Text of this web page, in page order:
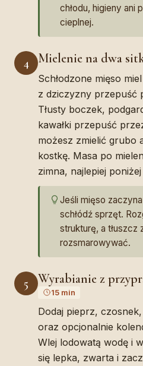
chłodu, higieny ani
cieplnej.
4 Mielenie na dwa
Schłodzone mięso
z dziczyzny przepuść
Tłusty boczek,
kawałki przepuść
możesz zmielić grubo
kostkę. Masa po
zimna, najlepiej poniżej
Jeśli mięso
schłódź sprzęt.
strukturę, a tłuszcz
rozsmarowywać.
5 Wyrabianie z
15 min
Dodaj pieprz,
oraz opcjonalnie
Wlej lodowatą wodę i
się lepka, zwarta i